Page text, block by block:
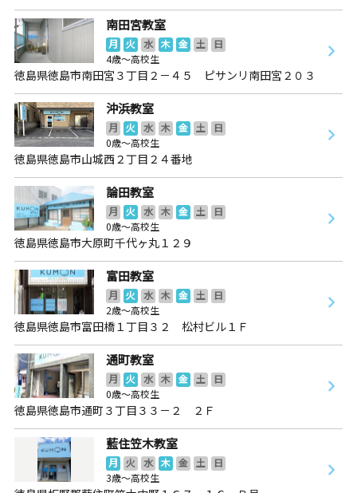
南田宮教室
月 火 水 木 金 土
日
4歳～高校生
徳島県徳島市南田宮３丁目２－４５ ピサンリ南田宮２０３
沖浜教室
月 火 水 木 金 土
日
0歳～高校生
徳島県徳島市山城西２丁目２４番地
論田教室
月 火 水 木 金 土
日
0歳～高校生
徳島県徳島市大原町千代ヶ丸１２９
富田教室
月 火 水 木 金 土
日
2歳～高校生
徳島県徳島市富田橋１丁目３２ 松村ビル１Ｆ
通町教室
月 火 水 木 金 土
日
0歳～高校生
徳島県徳島市通町３丁目３３－２ ２Ｆ
藍住笠木教室
月 火 水 木 金 土
日
3歳～高校生